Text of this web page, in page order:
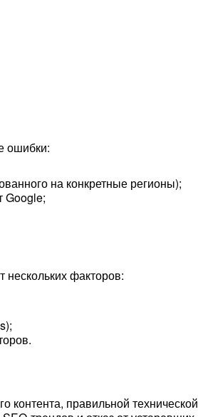
ошибки:
на конкретные регионы);
Google;
нескольких факторов:
контента, правильной технической